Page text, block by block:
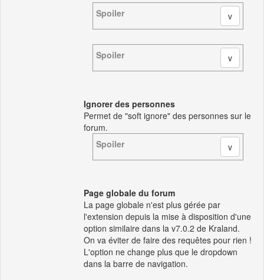
Spoiler
Spoiler
Ignorer des personnes
Permet de "soft ignore" des personnes sur le
forum.
Spoiler
Page globale du forum
La page globale n'est plus gérée par
l'extension depuis la mise à disposition d'une
option similaire dans la v7.0.2 de Kraland.
On va éviter de faire des requêtes pour rien !
L'option ne change plus que le dropdown
dans la barre de navigation.